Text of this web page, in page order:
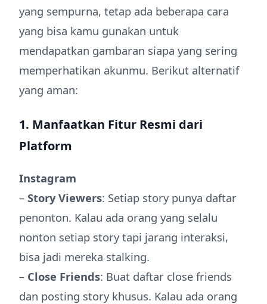
yang sempurna, tetap ada beberapa cara
yang bisa kamu gunakan untuk
mendapatkan gambaran siapa yang sering
memperhatikan akunmu. Berikut alternatif
yang aman:
1. Manfaatkan Fitur Resmi dari
Platform
Instagram
– Story Viewers: Setiap story punya daftar
penonton. Kalau ada orang yang selalu
nonton setiap story tapi jarang interaksi,
bisa jadi mereka stalking.
– Close Friends: Buat daftar close friends
dan posting story khusus. Kalau ada orang